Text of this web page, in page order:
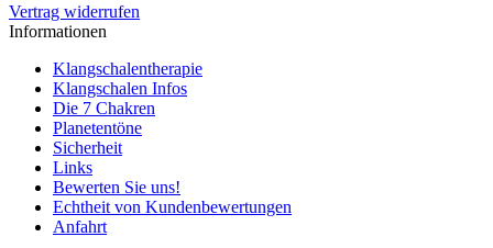
Vertrag widerrufen
Informationen
Klangschalentherapie
Klangschalen Infos
Die 7 Chakren
Planetentöne
Sicherheit
Links
Bewerten Sie uns!
Echtheit von Kundenbewertungen
Anfahrt